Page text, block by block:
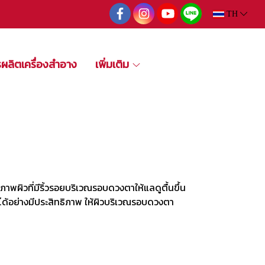
TH
ลิตเครื่องสำอาง เพิ่มเติม
พผิวที่มีริ้วรอยบริเวณรอบดวงตาให้แลดูตื้นขึ้น
อย่างมีประสิทธิภาพ ให้ผิวบริเวณรอบดวงตา